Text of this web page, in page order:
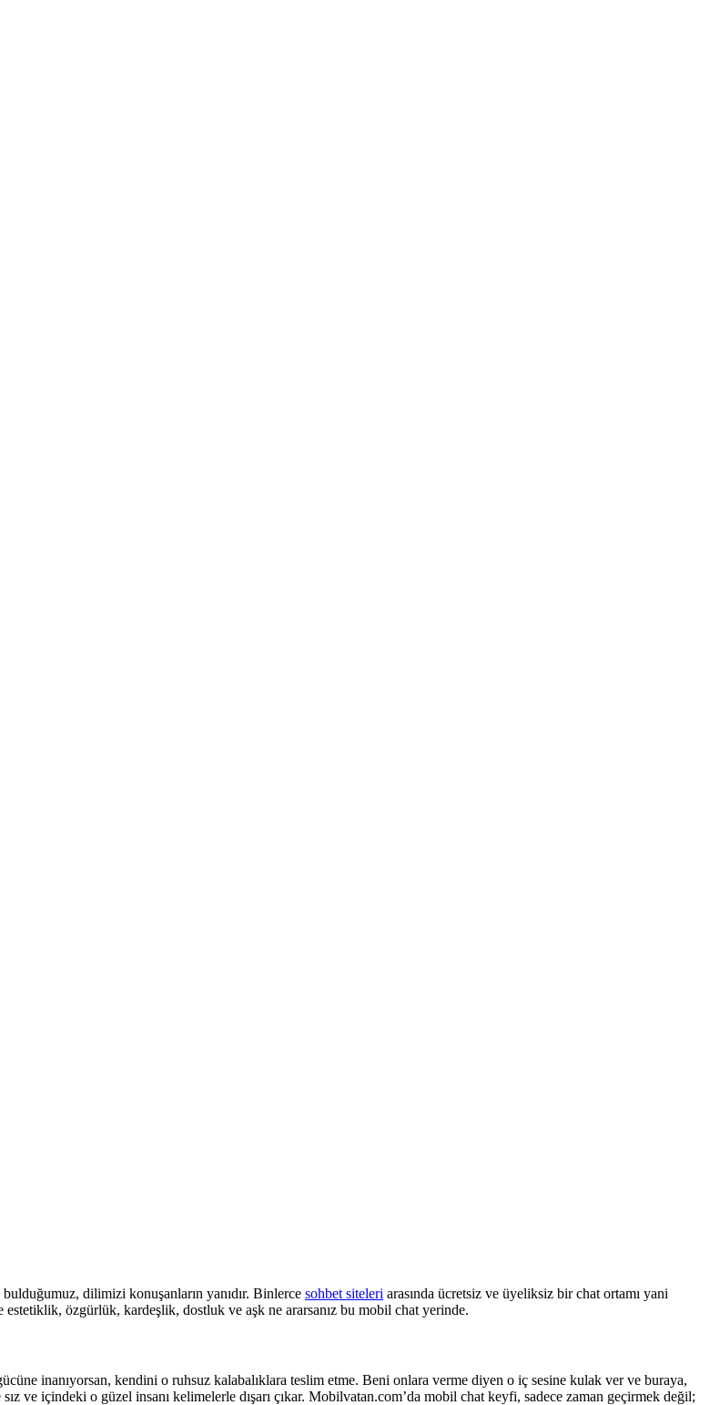
dilimizi konuşanların yanıdır. Binlerce sohbet siteleri arasında ücretsiz ve üyeliksiz bir chat ortamı yani
özgürlük, kardeşlik, dostluk ve aşk ne ararsanız bu mobil chat yerinde.
inanıyorsan, kendini o ruhsuz kalabalıklara teslim etme. Beni onlara verme diyen o iç sesine kulak ver ve buraya,
ve içindeki o güzel insanı kelimelerle dışarı çıkar. Mobilvatan.com’da mobil chat keyfi, sadece zaman geçirmek değil;